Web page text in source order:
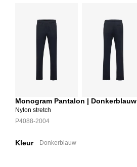
Monogram Pantalon | Donkerblauw
Nylon stretch
P4088-2004
Kleur Donkerblauw